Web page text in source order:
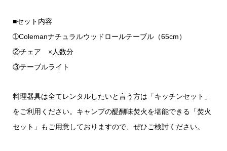
■セット内容
➀Colemanナチュラルウッドロールテーブル（65cm）
②チェア ×人数分
③テーブルライト
料理器具は全てレンタルしたいと言う方は「キッチンセット」
をご利用ください。キャンプの醍醐味焚火を堪能できる「焚火
セット」もご用意しておりますので、ぜひご検討ください。